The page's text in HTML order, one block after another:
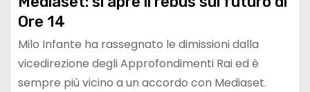
Ore 14
Milo Infante ha rassegnato le dimissioni dalla
vicedirezione degli Approfondimenti Rai ed è
sempre più vicino a un accordo con Mediaset.